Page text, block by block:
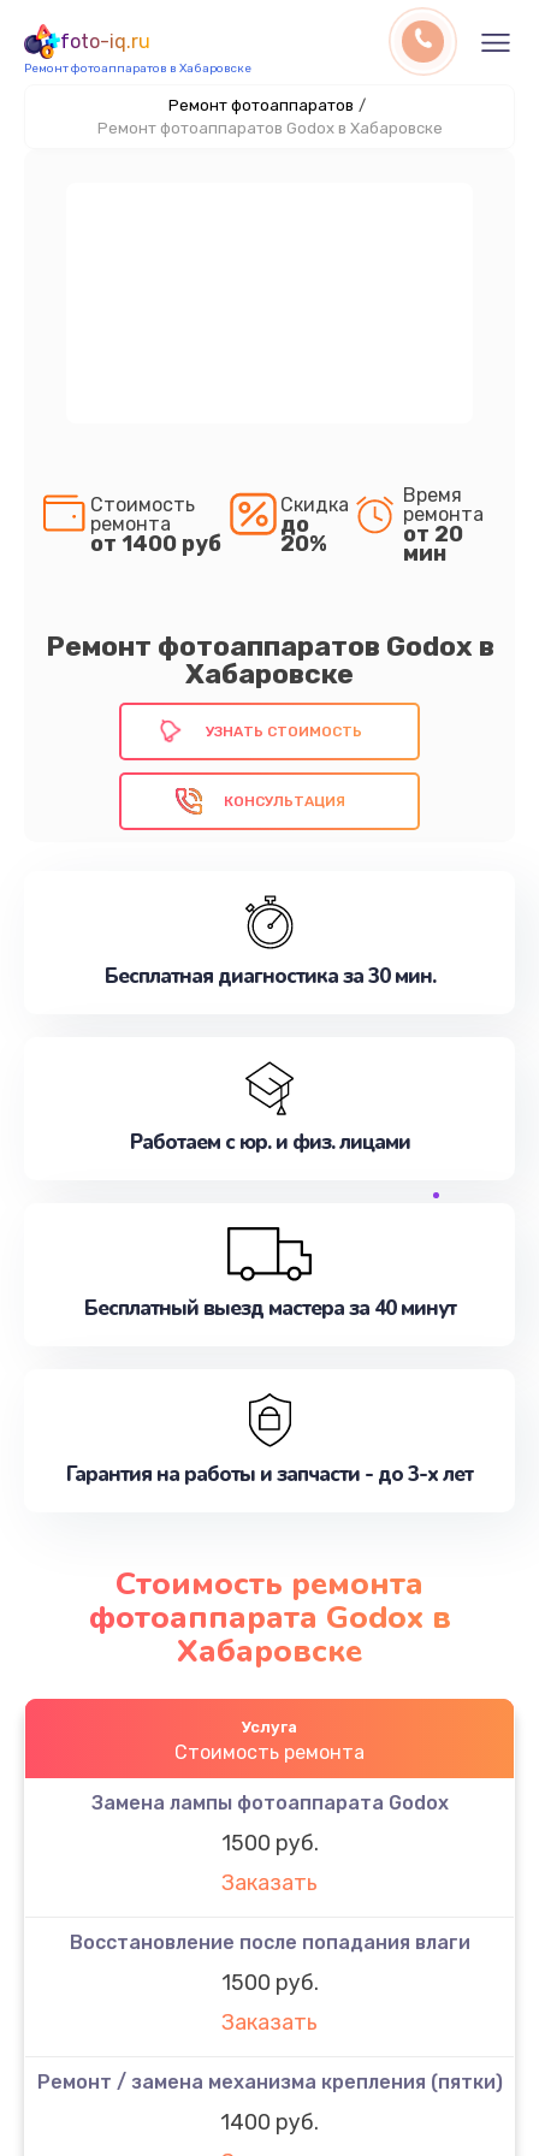
foto-iq.ru
Ремонт фотоаппаратов в Хабаровске
Ремонт фотоаппаратов /
Ремонт фотоаппаратов Godox в Хабаровске
Ремонт фотоаппаратов Godox в
Хабаровске
Стоимость
ремонта
от 1400 руб
Скидка
до
20%
Время
ремонта
от 20
мин
УЗНАТЬ СТОИМОСТЬ
КОНСУЛЬТАЦИЯ
Бесплатная диагностика за 30 мин.
Работаем с юр. и физ. лицами
Бесплатный выезд мастера за 40 минут
Гарантия на работы и запчасти - до 3-х лет
Стоимость ремонта
фотоаппарата Godox в
Хабаровске
Услуга
Стоимость ремонта
Замена лампы фотоаппарата Godox
1500 руб.
Заказать
Восстановление после попадания влаги
1500 руб.
Заказать
Ремонт / замена механизма крепления (пятки)
1400 руб.